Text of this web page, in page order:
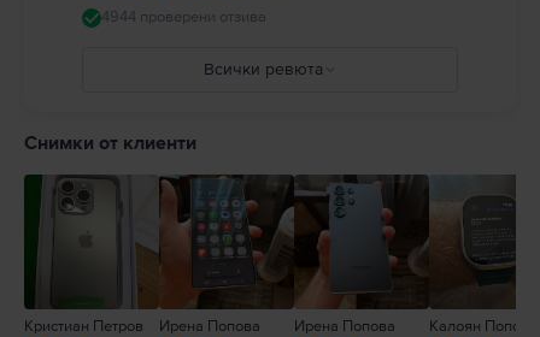
4944 проверени отзива
Всички ревюта
Снимки от клиенти
Кристиан Петров Ирена Попова Ирена Попова Калоян Попов